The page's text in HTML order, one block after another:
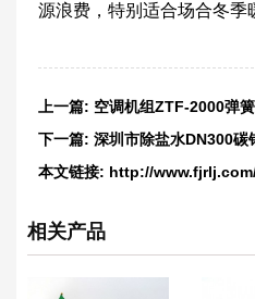
源浪费，特别适合场合冬季
上一篇: 空调机组ZTF-2000弹
下一篇: 深圳市除盐水DN300碳
本文链接: http://
相关产品